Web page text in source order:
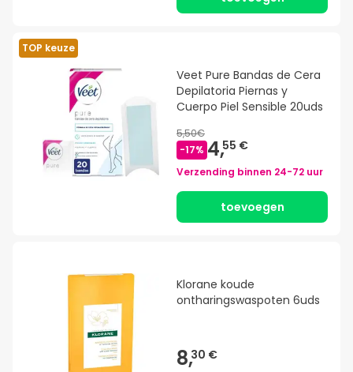
TOP keuze
Veet Pure Bandas de Cera
Depilatoria Piernas y
Cuerpo Piel Sensible 20uds
5,50€
-17% 4,55 €
Verzending binnen 24-72 uur
toevoegen
Klorane koude
ontharingswaspoten 6uds
8,30 €